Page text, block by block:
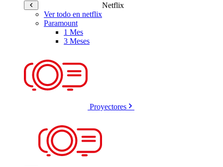
Netflix
Ver todo en netflix
Paramount
1 Mes
3 Meses
Proyectores